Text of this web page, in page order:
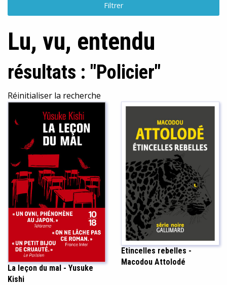
Filtrer
Lu, vu, entendu
résultats : "Policier"
Réinitialiser la recherche
La leçon du mal - Yusuke
Kishi
Etincelles rebelles -
Macodou Attolodé